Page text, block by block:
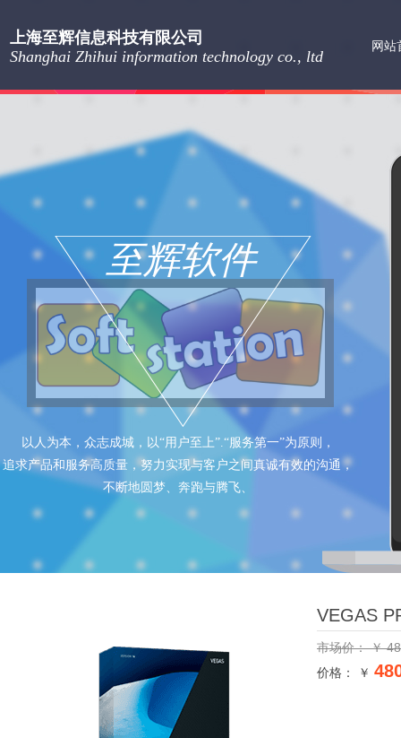
至辉软件
以人为本，众志成城，以“用户至上”.“服务第一”为原则，
追求产品和服务高质量，努力实现与客户之间真诚有效的沟通，
不断地圆梦、奔跑与腾飞、
VEGAS
市场价：￥
价格： ￥
上海至辉信息科技有限公司
Shanghai Zhihui information technology co., ltd
网站